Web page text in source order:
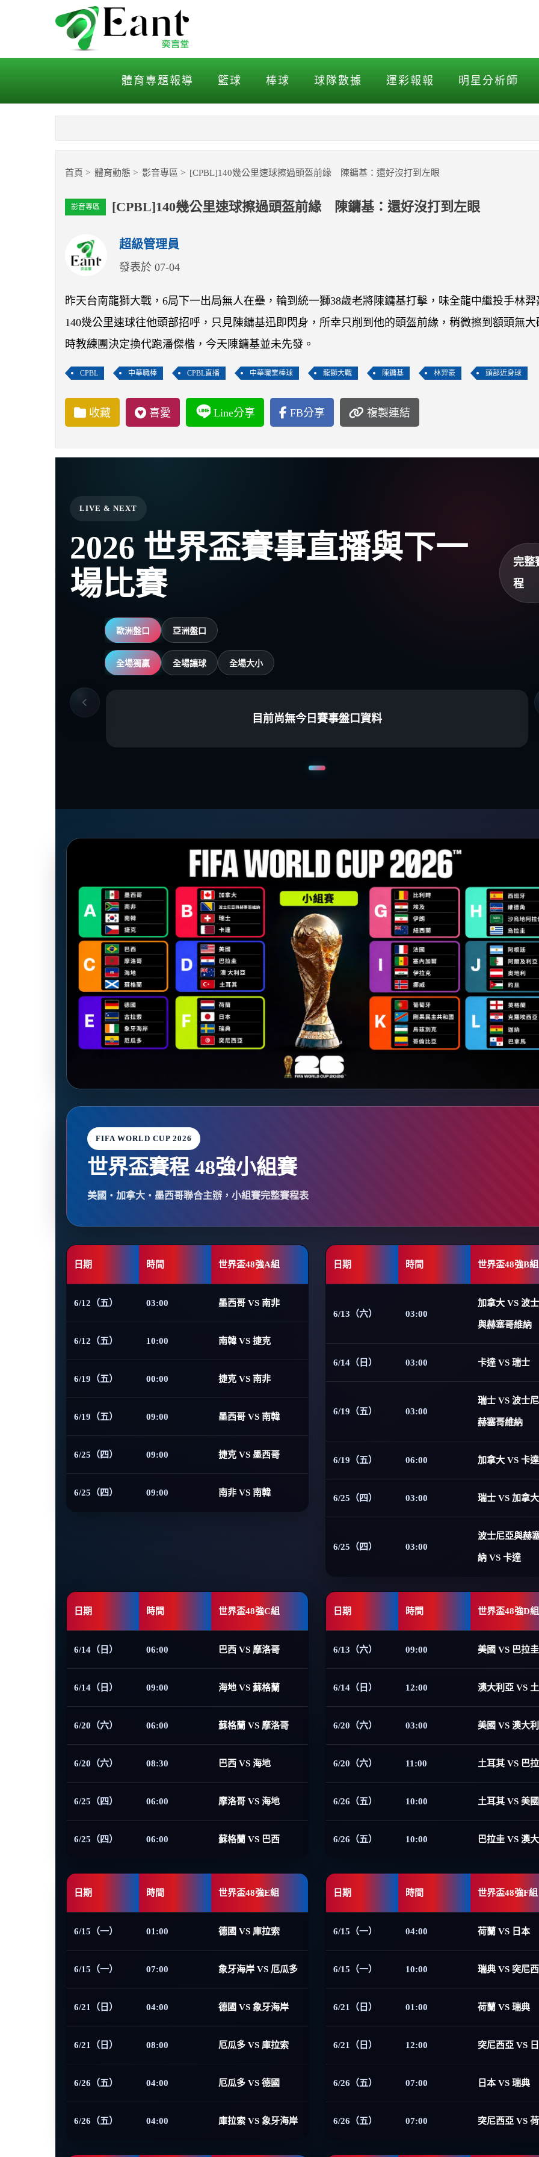
[CPBL]140幾公里速球擦過頭盔前緣 陳鏞基：還好沒
體育專題報導 籃球 棒球 球隊數據 運彩報報 明星分析師
首頁 體育動態 影音專區 [CPBL]140幾公里速球擦過頭盔前緣 陳鏞基：還好沒打到左眼
影音專區 [CPBL]140幾公里速球擦過頭盔前緣 陳鏞基：還好沒打到左眼
超級管理員
發表於 07-04
昨天台南龍獅大戰，6局下一出局無人在壘，輪到統一獅38歲老將陳鏞基打擊，味全龍中繼投手林羿
140幾公里速球往他頭部招呼，只見陳鏞基迅即閃身，所幸只削到他的頭盔前緣，稍微擦到額頭無大
時教練團決定換代跑潘傑楷，今天陳鏞基並未先發。
CPBL 中華職棒 CPBL直播 中華職業棒球 龍獅大戰 陳鏞基 林羿豪 頭部近身球
收藏 喜愛 Line分享 FB分享 複製連結
LIVE & NEXT
2026 世界盃賽事直播與下一
場比賽
完整
程
歐洲盤口 亞洲盤口
全場獨贏 全場讓球 全場大小
目前尚無今日賽事盤口資料
FIFA WORLD CUP 2026
世界盃賽程 48強小組賽
美國・加拿大・墨西哥聯合主辦，小組賽完整賽程表
日期 時間 世界盃48強A組
6/12（五） 03:00 墨西哥 VS 南非
6/12（五） 10:00 南韓 VS 捷克
6/19（五） 00:00 捷克 VS 南非
6/19（五） 09:00 墨西哥 VS 南韓
6/25（四） 09:00 捷克 VS 墨西哥
6/25（四） 09:00 南非 VS 南韓
日期 時間 世界盃48強B組
6/13（六） 03:00
加拿大 VS 波
與赫塞哥維納
6/14（日） 03:00 卡達 VS 瑞士
6/19（五） 03:00
瑞士 VS 波士
赫塞哥維納
6/19（五） 06:00 加拿大 VS 卡達
6/25（四） 03:00 瑞士 VS 加拿大
6/25（四） 03:00
波士尼亞與赫
納 VS 卡達
日期 時間 世界盃48強C組
6/14（日） 06:00 巴西 VS 摩洛哥
6/14（日） 09:00 海地 VS 蘇格蘭
6/20（六） 06:00 蘇格蘭 VS 摩洛哥
6/20（六） 08:30 巴西 VS 海地
6/25（四） 06:00 摩洛哥 VS 海地
6/25（四） 06:00 蘇格蘭 VS 巴西
日期 時間 世界盃48強D組
6/13（六） 09:00 美國 VS 巴拉圭
6/14（日） 12:00 澳大利亞 VS
6/20（六） 03:00 美國 VS 澳大
6/20（六） 11:00 土耳其 VS 巴
6/26（五） 10:00 土耳其 VS 美國
6/26（五） 10:00 巴拉圭 VS 澳
日期 時間 世界盃48強E組
6/15（一） 01:00 德國 VS 庫拉索
6/15（一） 07:00 象牙海岸 VS 厄瓜多
6/21（日） 04:00 德國 VS 象牙海岸
6/21（日） 08:00 厄瓜多 VS 庫拉索
6/26（五） 04:00 厄瓜多 VS 德國
6/26（五） 04:00 庫拉索 VS 象牙海岸
日期 時間 世界盃48強F組
6/15（一） 04:00 荷蘭 VS 日本
6/15（一） 10:00 瑞典 VS 突尼
6/21（日） 01:00 荷蘭 VS 瑞典
6/21（日） 12:00 突尼西亞 VS
6/26（五） 07:00 日本 VS 瑞典
6/26（五） 07:00 突尼西亞 VS